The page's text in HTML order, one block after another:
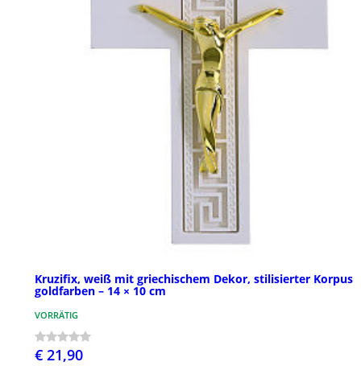
Kruzifix, weiß mit griechischem Dekor, stilisierter Korpus
goldfarben – 14 × 10 cm
VORRÄTIG
€ 21,90